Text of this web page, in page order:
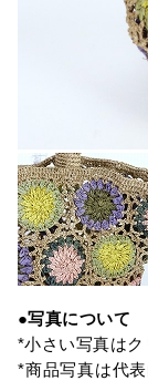
●写真について
*小さい写真はク
*商品写真は代